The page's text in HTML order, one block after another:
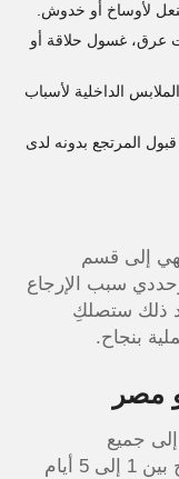
لأوساخ أو خدوش.
عرق، غسول حلاقة أو
الداخلية لأسباب
المرتجع بدونه لدى
إلى قسم
وحددي سبب الإرجاع
ذلك ستصلكِ
بنجاح.
مصر
جميع
المحافظات داخل مصر خلال مدة تتراوح بين 1 إلى 5 أيام